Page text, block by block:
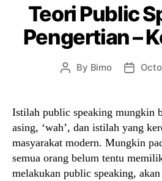
Teori Public
Pengertian –
Post
By Bimo
Post
Istilah public speaking mungkin
asing, ‘wah’, dan istilah yang
masyarakat modern. Mungkin
semua orang belum tentu
melakukan public speaking,